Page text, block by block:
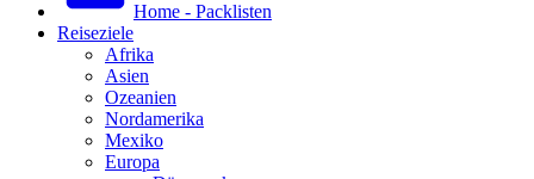
Home - Packlisten
Reiseziele
Afrika
Asien
Ozeanien
Nordamerika
Mexiko
Europa